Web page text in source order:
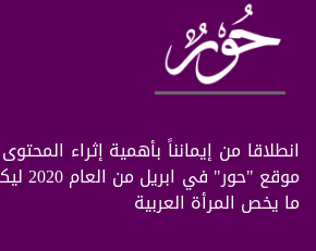
انطلاقا من إيمانناً بأهمية إثراء
موقع
ما يخص المرأة العربية